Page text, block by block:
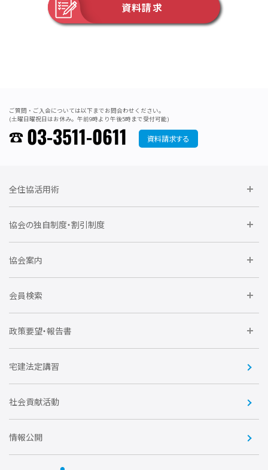
資料請求
ご質問・ご入会については以下までお問合わせください。
(土曜日曜祝日はお休み。午前9時より午後5時まで受付可能)
03-3511-0611 資料請求する
全住協活用術
委員会に参加しよう
要望活動に参加しよう
協会の独自制度・割引制度
住宅瑕疵担保責任保険割引制度
全住協NET
不動産後見アドバイザー資格講習
会
全住協ビジネスショップ
協会案内
運営組織
トライアル会員制度
会員検索
企業会員
賛助会員
政策要望・報告書
住宅・土地税制改正要望
優良事業表彰
宅建法定講習
社会貢献活動
情報公開